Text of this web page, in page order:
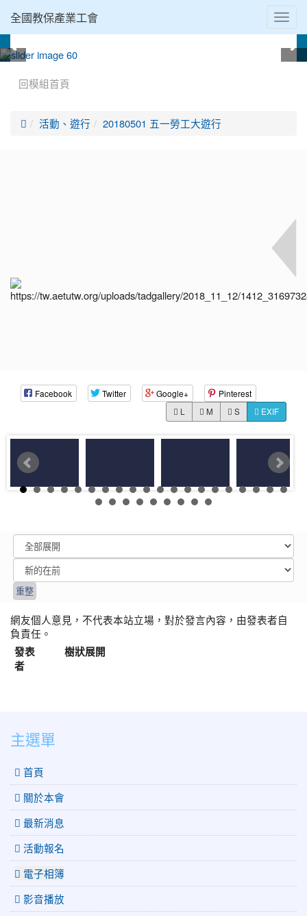
全國教保產業工會
回模組首頁
 活動、遊行 20180501 五一勞工大遊行
Facebook Twitter Google+ Pinterest
L M S EXIF
網友個人意見，不代表本站立場，對於發言內容，由發表者自
負責任。
發表
者
樹狀展開
主選單
 首頁
關於本會
最新消息
活動報名
電子相簿
影音播放